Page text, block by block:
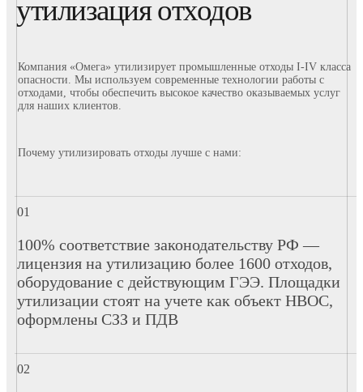
утилизация отходов
Компания «Омега» утилизирует промышленные отходы I-IV класса
опасности. Мы используем современные технологии работы с
отходами, чтобы обеспечить высокое качество оказываемых услуг
для наших клиентов.
Почему утилизировать отходы лучше с нами:
100% соответствие законодательству РФ —
лицензия на утилизацию более 1600 отходов,
оборудование с действующим ГЭЭ. Площадки
утилизации стоят на учете как объект НВОС,
оформлены СЗЗ и ПДВ